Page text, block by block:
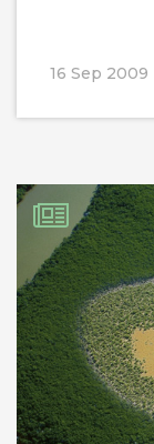
16 Sep 2009